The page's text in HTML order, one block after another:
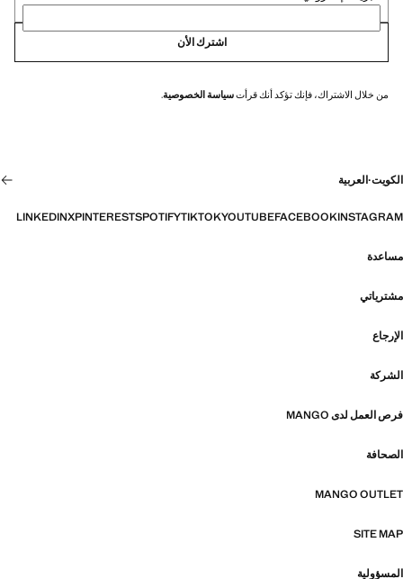
اشترك الأن
من خلال الاشتراك، فإنك تؤكد أنك قرأتسياسة الخصوصية.
الكويت·العربية
INSTAGRAM
FACEBOOK
YOUTUBE
TIKTOK
SPOTIFY
PINTEREST
X
LINKEDIN
مساعدة
مشترياتي
الإرجاع
الشركة
فرص العمل لدى MANGO
الصحافة
MANGO OUTLET
SITE MAP
المسؤولية